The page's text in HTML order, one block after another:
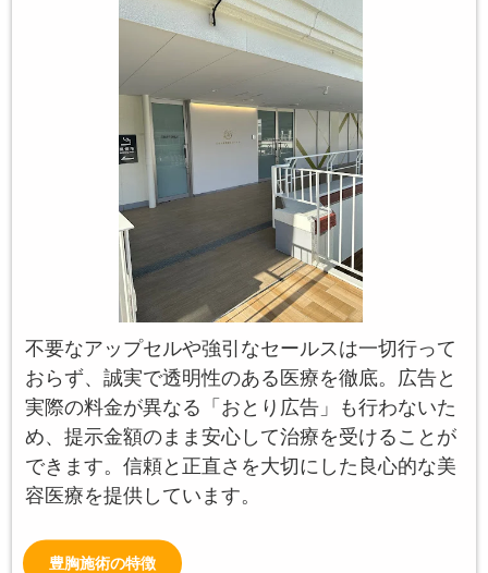
不要なアップセルや強引なセールスは一切行って
おらず、誠実で透明性のある医療を徹底。広告と
実際の料金が異なる「おとり広告」も行わないた
め、提示金額のまま安心して治療を受けることが
できます。信頼と正直さを大切にした良心的な美
容医療を提供しています。
豊胸施術の特徴